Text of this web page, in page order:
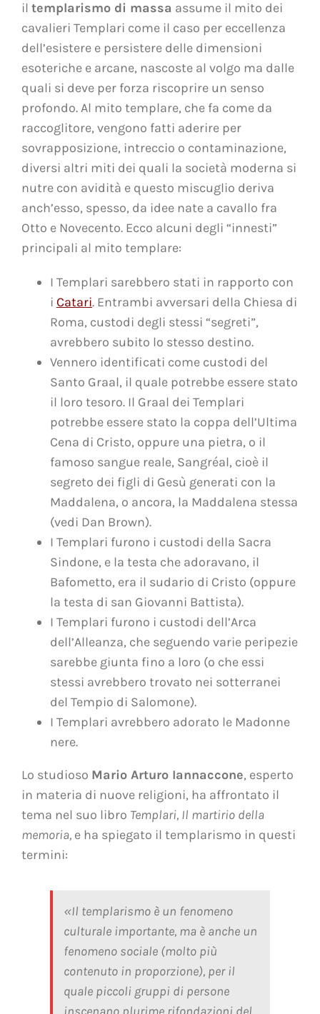
il templarismo di massa assume il mito dei
cavalieri Templari come il caso per eccellenza
dell’esistere e persistere delle dimensioni
esoteriche e arcane, nascoste al volgo ma dalle
quali si deve per forza riscoprire un senso
profondo. Al mito templare, che fa come da
raccoglitore, vengono fatti aderire per
sovrapposizione, intreccio o contaminazione,
diversi altri miti dei quali la società moderna si
nutre con avidità e questo miscuglio deriva
anch’esso, spesso, da idee nate a cavallo fra
Otto e Novecento. Ecco alcuni degli “innesti”
principali al mito templare:
I Templari sarebbero stati in rapporto con
i Catari. Entrambi avversari della Chiesa di
Roma, custodi degli stessi “segreti”,
avrebbero subito lo stesso destino.
Vennero identificati come custodi del
Santo Graal, il quale potrebbe essere stato
il loro tesoro. Il Graal dei Templari
potrebbe essere stato la coppa dell’Ultima
Cena di Cristo, oppure una pietra, o il
famoso sangue reale, Sangréal, cioè il
segreto dei figli di Gesù generati con la
Maddalena, o ancora, la Maddalena stessa
(vedi Dan Brown).
I Templari furono i custodi della Sacra
Sindone, e la testa che adoravano, il
Bafometto, era il sudario di Cristo (oppure
la testa di san Giovanni Battista).
I Templari furono i custodi dell’Arca
dell’Alleanza, che seguendo varie peripezie
sarebbe giunta fino a loro (o che essi
stessi avrebbero trovato nei sotterranei
del Tempio di Salomone).
I Templari avrebbero adorato le Madonne
nere.
Lo studioso Mario Arturo Iannaccone, esperto
in materia di nuove religioni, ha affrontato il
tema nel suo libro Templari, Il martirio della
memoria, e ha spiegato il templarismo in questi
termini:
«Il templarismo è un fenomeno
culturale importante, ma è anche un
fenomeno sociale (molto più
contenuto in proporzione), per il
quale piccoli gruppi di persone